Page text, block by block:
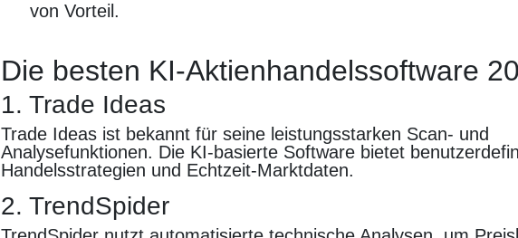
von Vorteil.
Die besten KI-Aktienhandelssoftware
1. Trade Ideas
Trade Ideas ist bekannt für seine leistungsstarken Scan- und
Analysefunktionen. Die KI-basierte Software bietet
Handelsstrategien und Echtzeit-Marktdaten.
2. TrendSpider